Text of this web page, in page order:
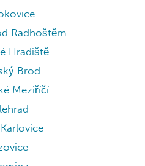
Radhoštěm
Hradiště
Brod
Meziříčí